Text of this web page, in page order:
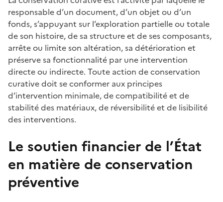
responsable d’un document, d’un objet ou d’un
fonds, s’appuyant sur l’exploration partielle ou totale
de son histoire, de sa structure et de ses composants,
arrête ou limite son altération, sa détérioration et
préserve sa fonctionnalité par une intervention
directe ou indirecte. Toute action de conservation
curative doit se conformer aux principes
d’intervention minimale, de compatibilité et de
stabilité des matériaux, de réversibilité et de lisibilité
des interventions.
Le soutien financier de l’État
en matière de conservation
préventive